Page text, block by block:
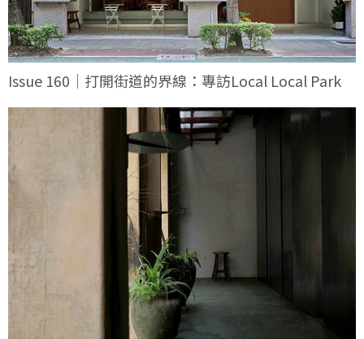
Issue 160｜打開街道的界線：專訪Local Local Park